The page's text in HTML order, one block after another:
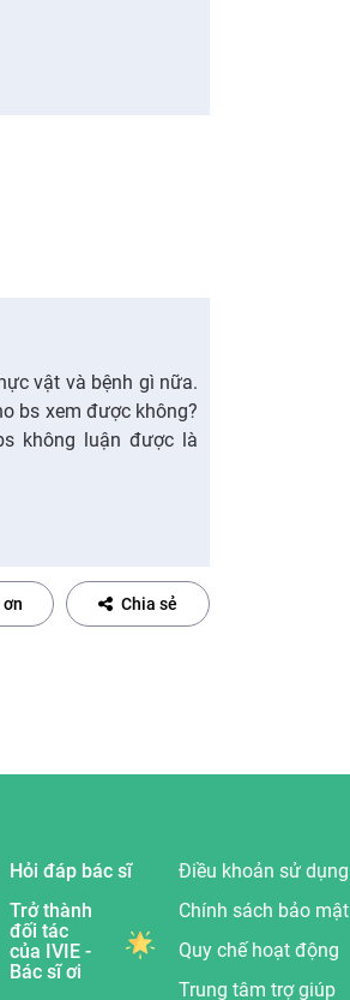
vật và bệnh gì nữa.
bs xem được không?
không luận được là
ơn Chia sẻ
Hỏi đáp bác sĩ
Trở thành
đối tác
của IVIE -
Bác sĩ ơi
Điều khoản sử dụng
Chính sách bảo mật
Quy chế hoạt động
Trung tâm trợ giúp